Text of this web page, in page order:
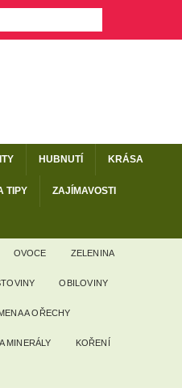
HUBNUTÍ KRÁSA
TIPY ZAJÍMAVOSTI
OVOCE ZELENINA
OBILOVINY
A OŘECHY
MINERÁLY KOŘENÍ